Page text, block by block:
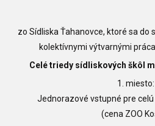
zo Sídliska Ťahanovce, ktoré sa do
kolektívnymi výtvarnými
Celé triedy sídliskových škôl
1. miesto:
Jednorazové vstupné pre celú
(cena ZOO